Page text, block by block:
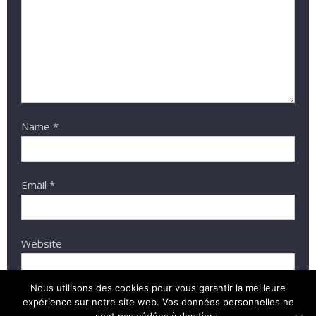
Name *
Email *
Website
Nous utilisons des cookies pour vous garantir la meilleure
expérience sur notre site web. Vos données personnelles ne